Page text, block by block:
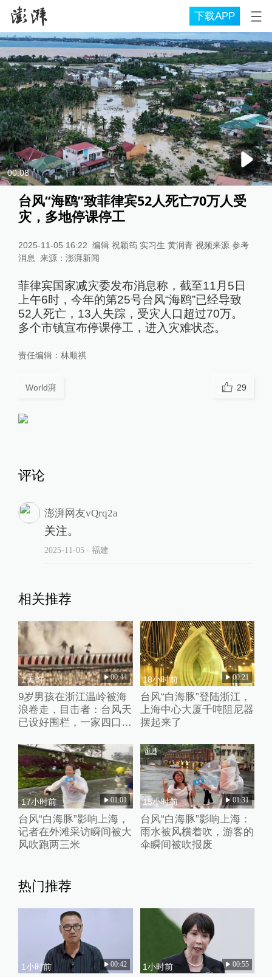
下载APP
00:08
台风“海鸥”致菲律宾52人死亡70万人受
灾，多地停课停工
2025-11-05 16:22 编辑 祝颖筠 实习生 黄润青 视频来源 参考
消息
来源： 澎湃新闻
菲律宾国家减灾委发布消息称，截至11月5日
上午6时，今年的第25号台风“海鸥”已经导致
52人死亡，13人失踪，受灾人口超过70万。
多个市镇宣布停课停工，进入灾难状态。
责任编辑： 林顺祺
World湃 29
评论
澎湃网友vQrq2a
关注。
2025-11-05∙ 福建
相关推荐
1天前 00:44
9岁男孩在浙江温岭被海
浪卷走，目击者：台风天
已设好围栏，一家四口翻
18小时前 00:21
台风“白海豚”登陆浙江，
上海中心大厦千吨阻尼器
摆起来了
17小时前 01:01
台风“白海豚”影响上海，
记者在外滩采访瞬间被大
风吹跑两三米
15小时前 01:31
台风“白海豚”影响上海：
雨水被风横着吹，游客的
伞瞬间被吹报废
热门推荐
1小时前 00:42 1小时前 00:55